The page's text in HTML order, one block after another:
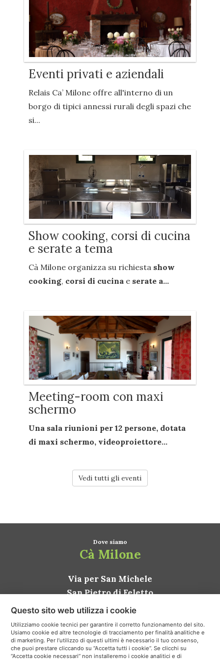
Eventi privati e aziendali
Relais Ca’ Milone offre all'interno di un
borgo di tipici annessi rurali degli spazi che
si...
Show cooking, corsi di cucina
e serate a tema
Cà Milone organizza su richiesta show
cooking, corsi di cucina e serate a...
Meeting-room con maxi
schermo
Una sala riunioni per 12 persone, dotata
di maxi schermo, videoproiettore...
Vedi tutti gli eventi
Dove siamo
Cà Milone
Via per San Michele
San Pietro di Feletto
31020 Conegliano TV
ITALIA
Come arrivare
Questo sito web utilizza i cookie
Utilizziamo cookie tecnici per garantire il corretto funzionamento del sito.
Usiamo cookie ed altre tecnologie di tracciamento per finalità analitiche e
di marketing. Per l’utilizzo di questi ultimi è necessario il tuo consenso,
che puoi prestare cliccando su “Accetta tutti i cookie”. Se clicchi su
“Accetta cookie necessari” non installeremo i cookie analitici e di